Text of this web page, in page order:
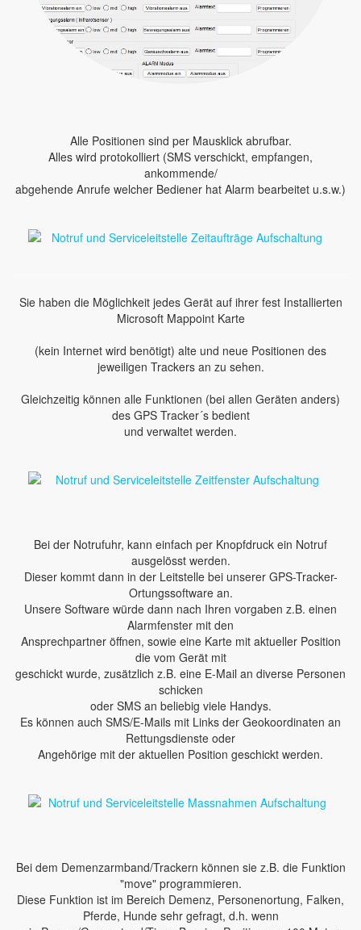
Alle Positionen sind per Mausklick abrufbar.
Alles wird protokolliert (SMS verschickt, empfangen,
ankommende/
abgehende Anrufe welcher Bediener hat Alarm bearbeitet u.s.w.)
Sie haben die Möglichkeit jedes Gerät auf ihrer fest Installierten
Microsoft Mappoint Karte
(kein Internet wird benötigt) alte und neue Positionen des
jeweiligen Trackers an zu sehen.
Gleichzeitig können alle Funktionen (bei allen Geräten anders)
des GPS Tracker´s bedient
und verwaltet werden.
Bei der Notrufuhr, kann einfach per Knopfdruck ein Notruf
ausgelösst werden.
Dieser kommt dann in der Leitstelle bei unserer GPS-Tracker-
Ortungssoftware an.
Unsere Software würde dann nach Ihren vorgaben z.B. einen
Alarmfenster mit den
Ansprechpartner öffnen, sowie eine Karte mit aktueller Position
die vom Gerät mit
geschickt wurde, zusätzlich z.B. eine E-Mail an diverse Personen
schicken
oder SMS an beliebig viele Handys.
Es können auch SMS/E-Mails mit Links der Geokoordinaten an
Rettungsdienste oder
Angehörige mit der aktuellen Position geschickt werden.
Bei dem Demenzarmband/Trackern können sie z.B. die Funktion
"move" programmieren.
Diese Funktion ist im Bereich Demenz, Personenortung, Falken,
Pferde, Hunde sehr gefragt, d.h. wenn